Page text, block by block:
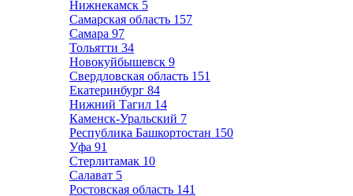
Нижнекамск 5
Самарская область 157
Самара 97
Тольятти 34
Новокуйбышевск 9
Свердловская область 151
Екатеринбург 84
Нижний Тагил 14
Каменск-Уральский 7
Республика Башкортостан 150
Уфа 91
Стерлитамак 10
Салават 5
Ростовская область 141